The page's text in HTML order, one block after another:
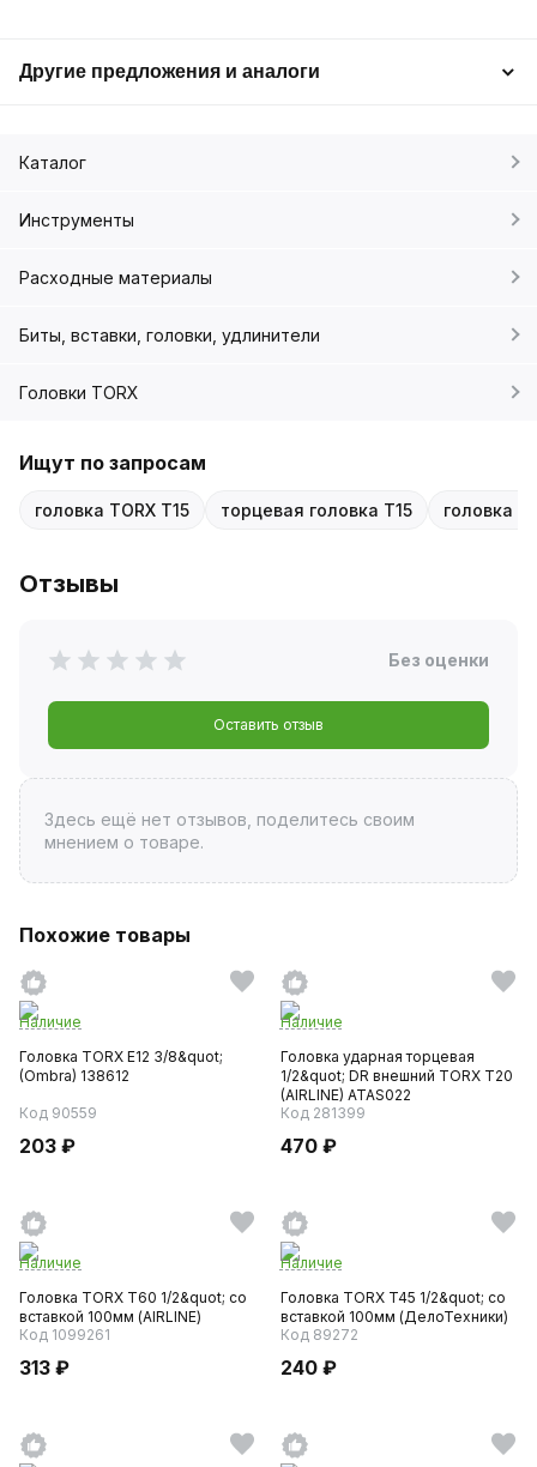
Другие предложения и аналоги
Каталог
Инструменты
Расходные материалы
Биты, вставки, головки, удлинители
Головки TORX
Ищут по запросам
головка TORX T15 торцевая головка T15 головка
Отзывы
Без оценки
Оставить отзыв
Здесь ещё нет отзывов, поделитесь своим
мнением о товаре.
Похожие товары
Наличие
Головка TORX E12 3/8&quot;
(Ombra) 138612
Код 90559
203 ₽
Наличие
Головка ударная торцевая
1/2&quot; DR внешний TORX T20
(AIRLINE) ATAS022
Код 281399
470 ₽
Наличие
Головка TORX T60 1/2&quot; со
вставкой 100мм (AIRLINE)
Код 1099261
313 ₽
Наличие
Головка TORX T45 1/2&quot; со
вставкой 100мм (ДелоТехники)
Код 89272
240 ₽